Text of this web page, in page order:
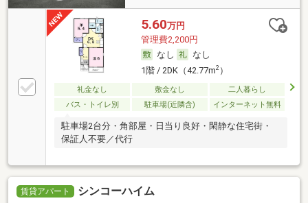
5.60万円
管理費2,200円
なし
なし
1階 / 2DK（42.77m2）
礼金なし 敷金なし
二人暮らし
バス・トイレ別
駐車場(近隣含) インターネット無料
駐車場2台分・角部屋・日当り良好・閑静な住宅街・
保証人不要／代行
賃貸アパート シンコーハイム